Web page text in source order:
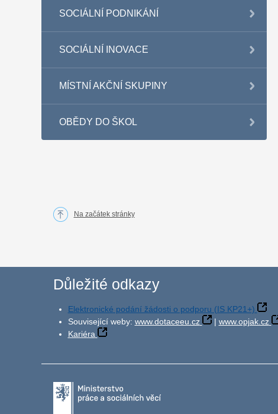
SOCIÁLNÍ PODNIKÁNÍ
SOCIÁLNÍ INOVACE
MÍSTNÍ AKČNÍ SKUPINY
OBĚDY DO ŠKOL
Na začátek stránky
Důležité odkazy
Elektronické podání žádosti o podporu (IS KP21+)
Související weby: www.dotaceeu.cz | www.opjak.cz
Kariéra